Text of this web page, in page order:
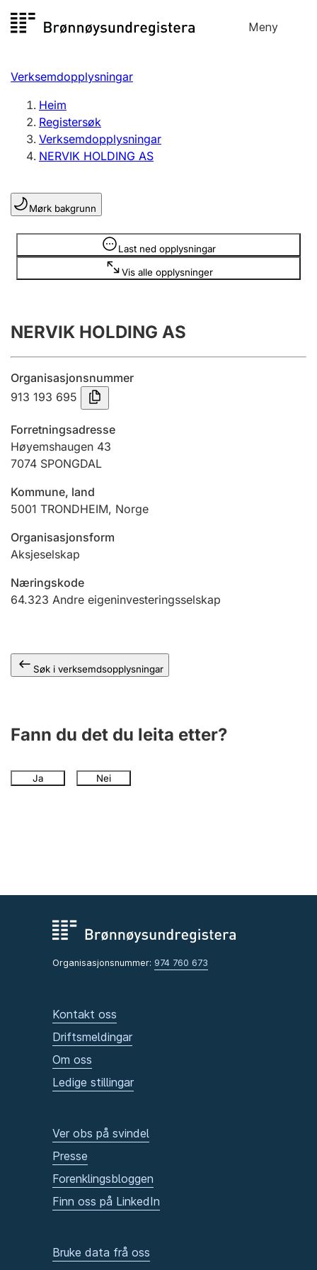
til
Meny
Registersøk
Aksjeselskap
Enkeltpersonføretak
Registrere, endre, slette
Lag og foreining
Registrere, endre, slette
Årsrekneskap
Innsending og forseinkingsgebyr
Tinglysing
Jeger
Ektepaktrettleiaren
Andre tema
Verksemdopplysningar
Heim
Registersøk
Verksemdopplysningar
NERVIK HOLDING AS
Mørk bakgrunn
Last ned opplysningar
Vis alle opplysninger
Opplysninger er skjult
NERVIK HOLDING AS
Organisasjonsnummer
913 193 695
Forretningsadresse
Høyemshaugen 43
7074 SPONGDAL
Kommune, land
5001 TRONDHEIM, Norge
Organisasjonsform
Aksjeselskap
Næringskode
64.323 Andre eigeninvesteringsselskap
Søk i verksemdsopplysningar
Fann du det du leita etter?
Ja Nei
Organisasjonsnummer: 974 760 673
Kontakt oss
Driftsmeldingar
Om oss
Ledige stillingar
Ver obs på svindel
Presse
Forenklingsbloggen
Finn oss på LinkedIn
Bruke data frå oss